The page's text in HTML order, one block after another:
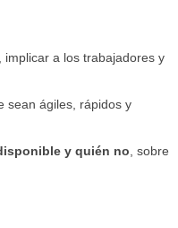
a los trabajadores y
sean ágiles, rápidos y
y quién no, sobre